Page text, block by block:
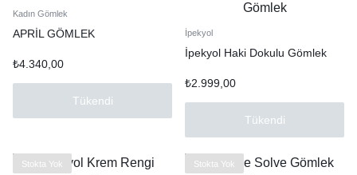
Kadın Gömlek
APRİL GÖMLEK
₺4.340,00
Tükendi
İpekyol
İpekyol Haki Dokulu Gömlek
₺2.999,00
Tükendi
Stokta Yok Stokta Yok